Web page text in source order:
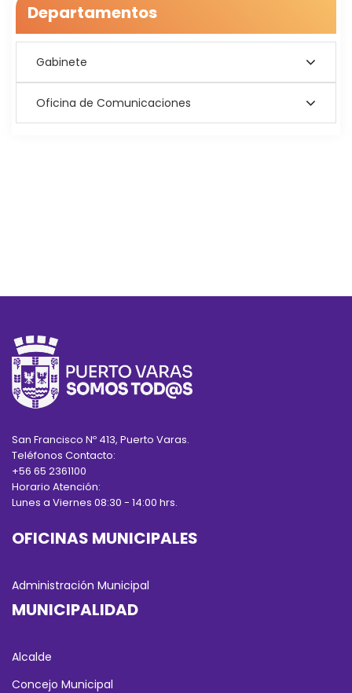
Departamentos
Gabinete
Oficina de Comunicaciones
San Francisco Nº 413, Puerto Varas.
Teléfonos Contacto:
+56 65 2361100
Horario Atención:
Lunes a Viernes 08:30 - 14:00 hrs.
OFICINAS MUNICIPALES
Administración Municipal
MUNICIPALIDAD
Alcalde
Concejo Municipal